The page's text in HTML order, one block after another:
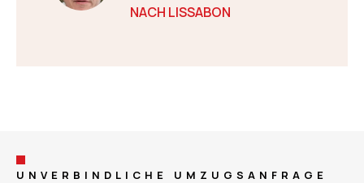
NACH LISSABON
UNVERBINDLICHE UMZUGSANFRAGE